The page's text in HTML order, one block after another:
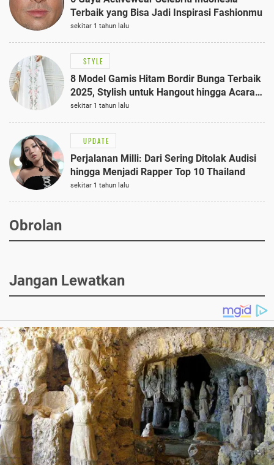
Terbaik yang Bisa Jadi Inspirasi Fashionmu
sekitar 1 tahun lalu
STYLE
8 Model Gamis Hitam Bordir Bunga Terbaik
2025, Stylish untuk Hangout hingga Acara
Semi-Formal
sekitar 1 tahun lalu
UPDATE
Perjalanan Milli: Dari Sering Ditolak Audisi
hingga Menjadi Rapper Top 10 Thailand
sekitar 1 tahun lalu
Obrolan
Jangan Lewatkan